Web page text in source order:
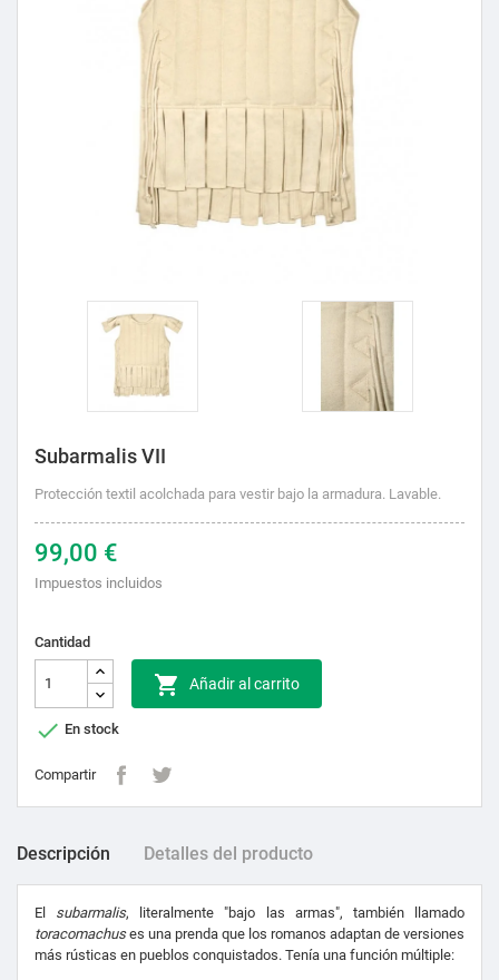
Subarmalis VII
Protección textil acolchada para vestir bajo la armadura. Lavable.
99,00 €
Impuestos incluidos
Cantidad
 Añadir al carrito
 En stock
Compartir
Descripción Detalles del producto
El subarmalis, literalmente "bajo las armas", también llamado
toracomachuses una prenda que los romanos adaptan de versiones
más rústicas en pueblos conquistados. Tenía una función múltiple: